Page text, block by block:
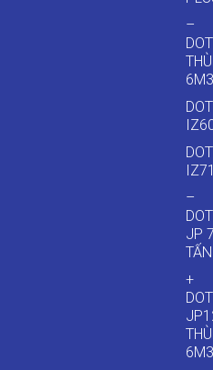
–
6M3
–
JP
TẤN
+
6M3